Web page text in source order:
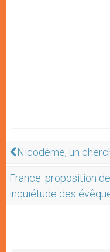
Nicodème, un
France: proposition
inquiétude des